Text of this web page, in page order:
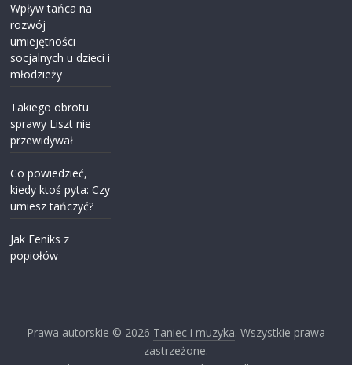
Wpływ tańca na
rozwój
umiejętności
socjalnych u dzieci i
młodzieży
Takiego obrotu
sprawy Liszt nie
przewidywał
Co powiedzieć,
kiedy ktoś pyta: Czy
umiesz tańczyć?
Jak Feniks z
popiołów
Prawa autorskie © 2026 Taniec i muzyka. Wszystkie prawa
zastrzeżone.